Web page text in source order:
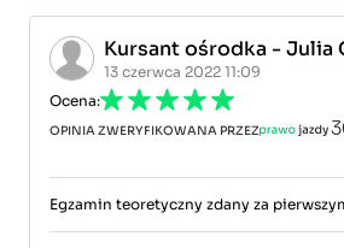
Kursant ośrodka - Julia
13 czerwca 2022 11:09
Ocena:
OPINIA ZWERYFIKOWANA PRZEZ
Egzamin teoretyczny zdany za